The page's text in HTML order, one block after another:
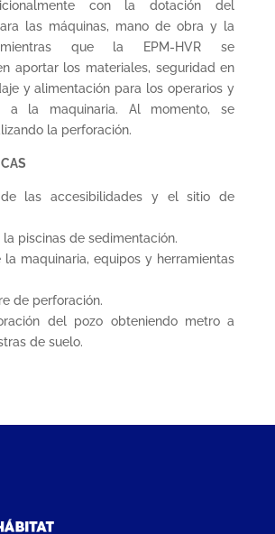
con la dotación del
las máquinas, mano de obra y la
mientras que la EPM-HVR se
aportar los materiales, seguridad en
y alimentación para los operarios y
a la maquinaria. Al momento, se
la perforación.
de las accesibilidades y el sitio de
la piscinas de sedimentación.
la maquinaria, equipos y herramientas
de perforación.
del pozo obteniendo metro a
de suelo.